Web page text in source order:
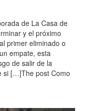
de La Casa de
y el próximo
primer eliminado o
empate, esta
de salir de la
si […]The post Como